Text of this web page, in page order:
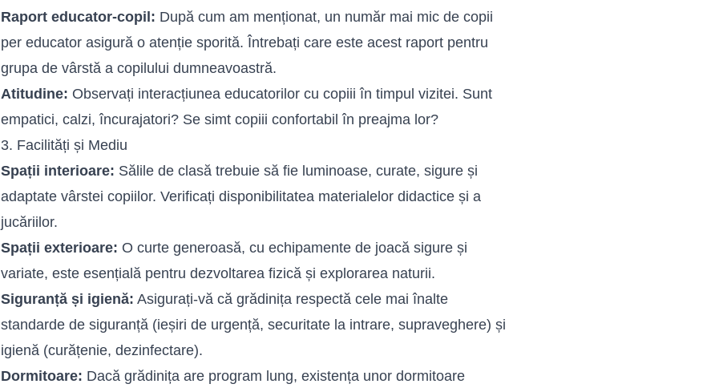
Raport educator-copil: După cum am menționat, un număr mai mic de copii
per educator asigură o atenție sporită. Întrebați care este acest raport pentru
grupa de vârstă a copilului dumneavoastră.
Atitudine: Observați interacțiunea educatorilor cu copiii în timpul vizitei. Sunt
empatici, calzi, încurajatori? Se simt copiii confortabil în preajma lor?
3. Facilități și Mediu
Spații interioare: Sălile de clasă trebuie să fie luminoase, curate, sigure și
adaptate vârstei copiilor. Verificați disponibilitatea materialelor didactice și a
jucăriilor.
Spații exterioare: O curte generoasă, cu echipamente de joacă sigure și
variate, este esențială pentru dezvoltarea fizică și explorarea naturii.
Siguranță și igienă: Asigurați-vă că grădinița respectă cele mai înalte
standarde de siguranță (ieșiri de urgență, securitate la intrare, supraveghere) și
igienă (curățenie, dezinfectare).
Dormitoare: Dacă grădinița are program lung, existența unor dormitoare